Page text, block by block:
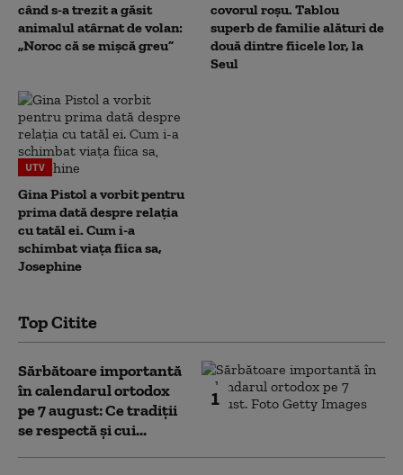
când s-a trezit a găsit
animalul atârnat de volan:
„Noroc că se mișcă greu”
covorul roșu. Tablou
superb de familie alături de
două dintre fiicele lor, la
Seul
UTV
Gina Pistol a vorbit pentru
prima dată despre relația
cu tatăl ei. Cum i-a
schimbat viața fiica sa,
Josephine
Top Citite
1
Sărbătoare importantă
în calendarul ortodox
pe 7 august: Ce tradiții
se respectă și cui...